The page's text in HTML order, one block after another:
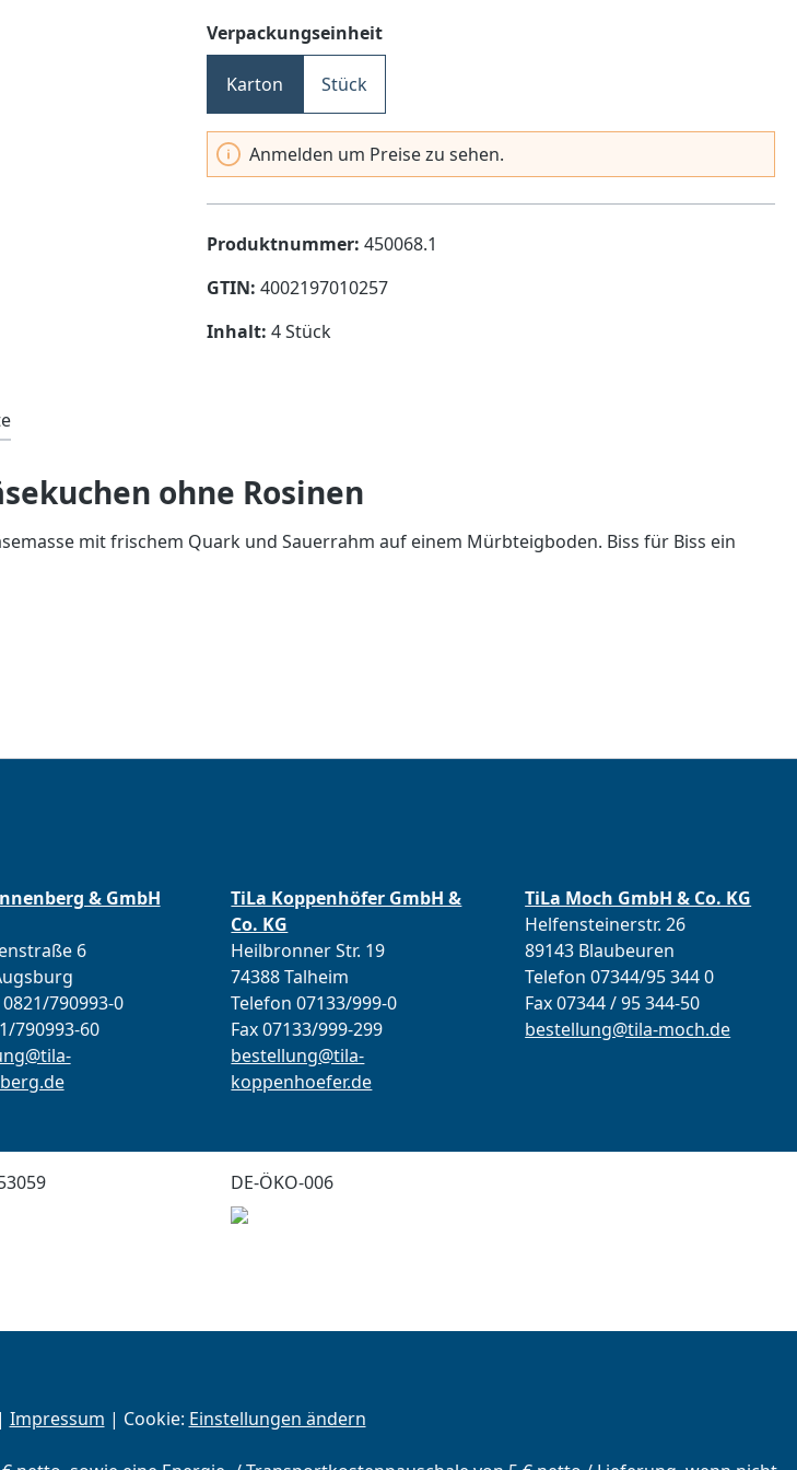
Verpackungseinheitauswählen
Karton Stück
Anmelden um Preise zu sehen.
Produktnummer: 450068.1
GTIN: 4002197010257
Inhalt: 4 Stück
ohne Rosinen
mit frischem Quark und Sauerrahm auf einem Mürbteigboden. Biss für Biss ein
& GmbH
6
790993-0
790993-60
TiLa Koppenhöfer GmbH &
Co. KG
Heilbronner Str. 19
74388 Talheim
Telefon 07133/999-0
Fax 07133/999-299
bestellung@tila-
koppenhoefer.de
TiLa Moch GmbH & Co. KG
Helfensteinerstr. 26
89143 Blaubeuren
Telefon 07344/95 344 0
Fax 07344 / 95 344-50
bestellung@tila-moch.de
DE-ÖKO-006
| Impressum | Cookie: Einstellungen ändern